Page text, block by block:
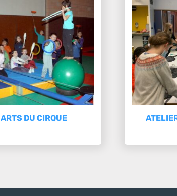
ARTS DU CIRQUE